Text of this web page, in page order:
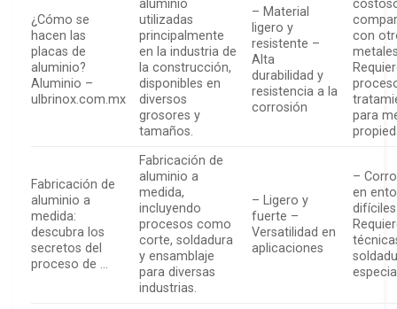
¿Cómo se
hacen las
placas de
aluminio?
Aluminio –
ulbrinox.com.mx
aluminio
utilizadas
principalmente
en la industria de
la construcción,
disponibles en
diversos
grosores y
tamaños.
– Material
ligero y
resistente –
Alta
durabilidad y
resistencia a la
corrosión
con
para
Fabricación de
aluminio a
medida:
descubra los
secretos del
proceso de …
Fabricación de
aluminio a
medida,
incluyendo
procesos como
corte, soldadura
y ensamblaje
para diversas
industrias.
– Ligero y
fuerte –
Versatilidad en
aplicaciones
–
en